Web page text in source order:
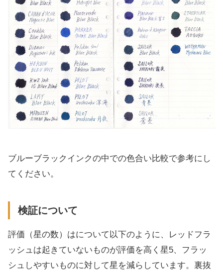
ブルーブラックインクの中での色合い比較で参考にし
てください。
検証について
評価（星の数）はについて以下のように、レッドフラ
ッシュは起きていないものが評価を高く星5、フラッ
シュしやすいものに対して星を減らしています。裏抜